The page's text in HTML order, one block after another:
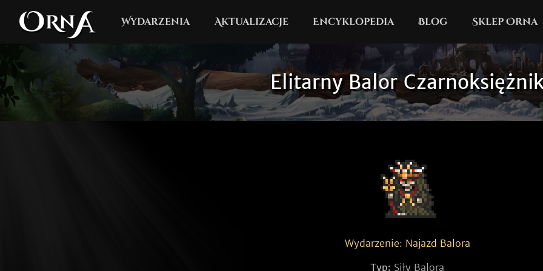
Wydarzenia Aktualizacje Encyklopedia Blog Sklep Orna
Elitarny Balor
Wydarzenie: Najazd Balora
Typ: Siły Balora